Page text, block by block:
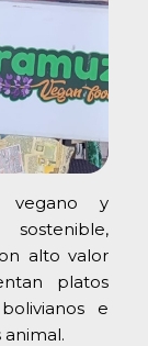
vegano y
alto valor
platos
e